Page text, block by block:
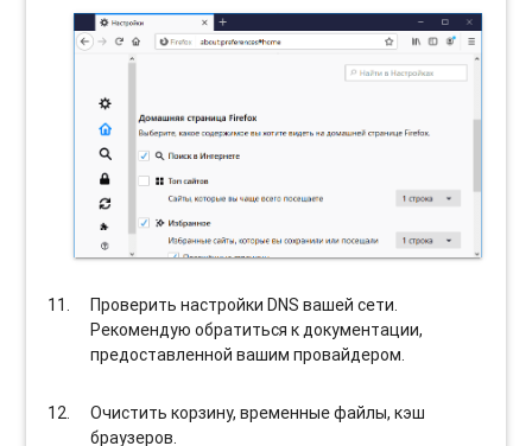
Проверить настройки DNS вашей сети.
Рекомендую обратиться к документации,
предоставленной вашим провайдером.
Очистить корзину, временные файлы, кэш
браузеров.